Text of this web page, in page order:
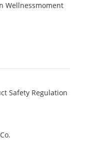
Wellnessmoment
Safety Regulation